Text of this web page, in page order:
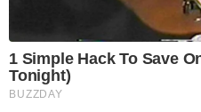
1 Simple Hack To Save
Tonight)
BUZZDAY